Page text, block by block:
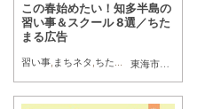
まちネタ,ちたまる広告 ,親子 おひとりさま
東海市
,大府市
この春始めたい！知多半島の
習い事＆スクール 8選／ちた
まる広告
習い事, まちネタ ちたまるスタイル掲載店